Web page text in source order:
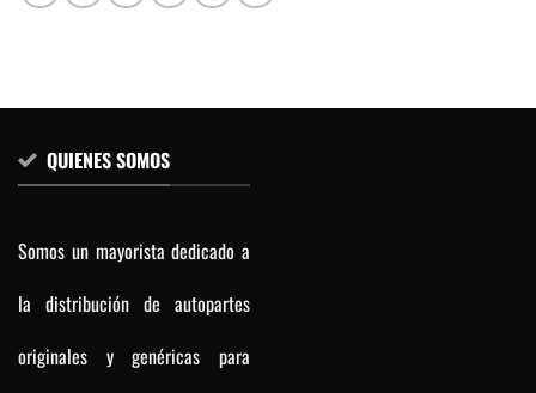
QUIENES SOMOS
Somos un mayorista dedicado a
la distribución de autopartes
originales y genéricas para